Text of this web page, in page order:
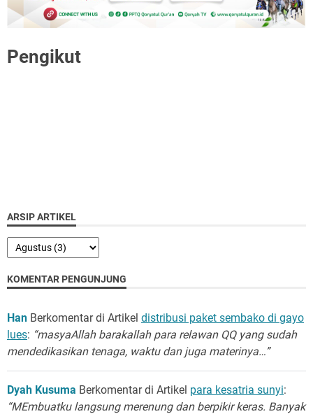
Pengikut
ARSIP ARTIKEL
KOMENTAR PENGUNJUNG
Han Berkomentar di Artikel distribusi paket sembako di gayo
lues: “masyaAllah barakallah para relawan QQ yang sudah
mendedikasikan tenaga, waktu dan juga materinya…”
Dyah Kusuma Berkomentar di Artikel para kesatria sunyi:
“MEmbuatku langsung merenung dan berpikir keras. Banyak